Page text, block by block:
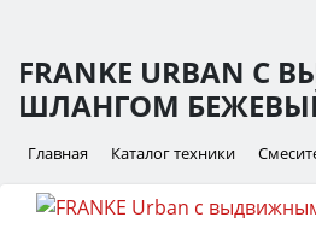
FRANKE URBAN
ШЛАНГОМ
Главная Каталог техники